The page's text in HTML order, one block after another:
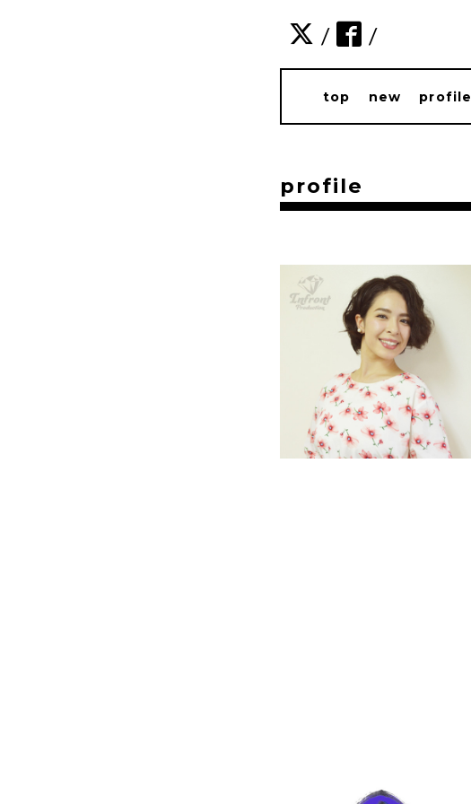
/ /
top new profile
profile